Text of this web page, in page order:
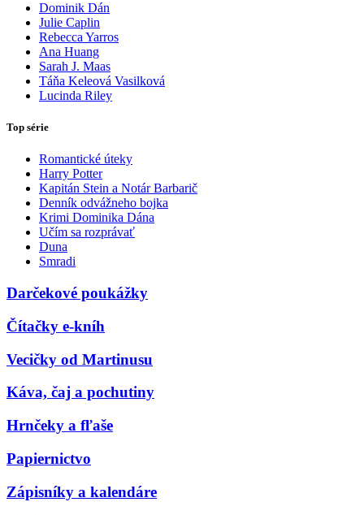
Dominik Dán
Julie Caplin
Rebecca Yarros
Ana Huang
Sarah J. Maas
Táňa Keleová Vasilková
Lucinda Riley
Top série
Romantické úteky
Harry Potter
Kapitán Stein a Notár Barbarič
Denník odvážneho bojka
Krimi Dominika Dána
Učím sa rozprávať
Duna
Smradi
Darčekové poukážky
Čítačky e-kníh
Vecičky od Martinusu
Káva, čaj a pochutiny
Hrnčeky a fľaše
Papiernictvo
Zápisníky a kalendáre